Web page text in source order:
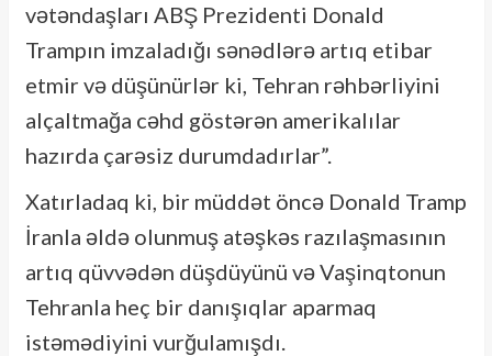
vətəndaşları ABŞ Prezidenti Donald
Trampın imzaladığı sənədlərə artıq etibar
etmir və düşünürlər ki, Tehran rəhbərliyini
alçaltmağa cəhd göstərən amerikalılar
hazırda çarəsiz durumdadırlar”.
Xatırladaq ki, bir müddət öncə Donald Tramp
İranla əldə olunmuş atəşkəs razılaşmasının
artıq qüvvədən düşdüyünü və Vaşinqtonun
Tehranla heç bir danışıqlar aparmaq
istəmədiyini vurğulamışdı.